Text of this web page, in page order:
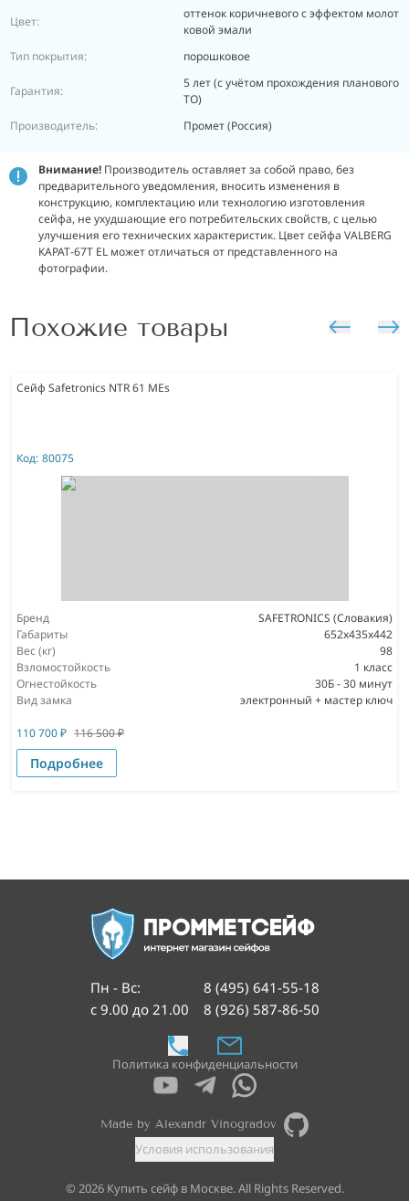
Цвет:
оттенок коричневого с эффектом молот
ковой эмали
Тип покрытия:
порошковое
Гарантия:
5 лет (с учётом прохождения планового
ТО)
Производитель:
Промет (Россия)
Внимание! Производитель оставляет за собой право, без
предварительного уведомления, вносить изменения в
конструкцию, комплектацию или технологию изготовления
сейфа, не ухудшающие его потребительских свойств, с целью
улучшения его технических характеристик. Цвет сейфа VALBERG
КАРАТ-67T EL может отличаться от представленного на
фотографии.
Похожие товары
Сейф Safetronics NTR 61 MEs
Код: 80075
Бренд
SAFETRONICS (Словакия)
Габариты
652x435x442
Вес (кг)
98
Взломостойкость
1 класс
Огнестойкость
30Б - 30 минут
Вид замка
электронный + мастер ключ
110 700₽ 116 500₽
Подробнее
Пн - Вс:
с 9.00 до 21.00
8 (495) 641-55-18
8 (926) 587-86-50
Политика конфиденциальности
Условия использования
© 2026Купить сейф в Москве. All Rights Reserved.
Made by Alexandr Vinogradov